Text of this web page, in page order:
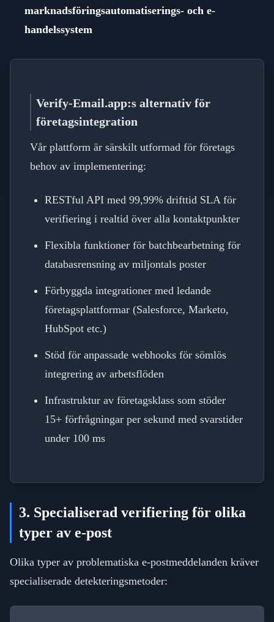
marknadsföringsautomatiserings- och e-
handelssystem
Verify-Email.app:s alternativ för
företagsintegration
Vår plattform är särskilt utformad för företags
behov av implementering:
RESTful API med 99,99% drifttid SLA för
verifiering i realtid över alla kontaktpunkter
Flexibla funktioner för batchbearbetning för
databasrensning av miljontals poster
Förbyggda integrationer med ledande
företagsplattformar (Salesforce, Marketo,
HubSpot etc.)
Stöd för anpassade webhooks för sömlös
integrering av arbetsflöden
Infrastruktur av företagsklass som stöder
15+ förfrågningar per sekund med svarstider
under 100 ms
3. Specialiserad verifiering för olika
typer av e-post
Olika typer av problematiska e-postmeddelanden kräver
specialiserade detekteringsmetoder: